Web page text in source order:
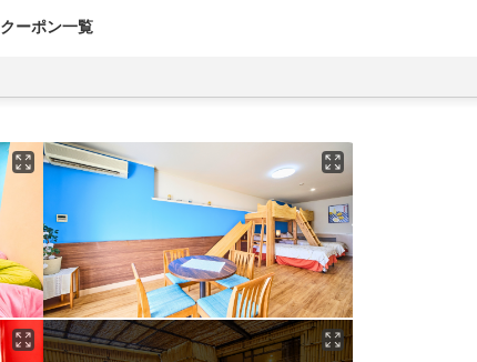
クーポン一覧